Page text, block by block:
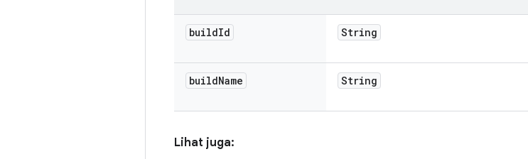
buildId String
buildName String
Lihat juga: